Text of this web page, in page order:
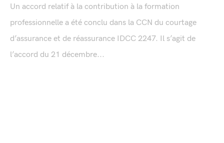
Un accord relatif à la contribution à la formation
professionnelle a été conclu dans la CCN du courtage
d’assurance et de réassurance IDCC 2247. Il s’agit de
l’accord du 21 décembre...